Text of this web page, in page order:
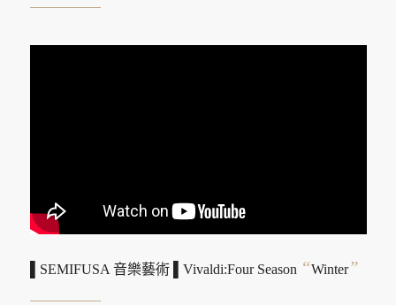
▌SEMIFUSA 音樂藝術 ▌Vivaldi:Four Season “Winter”